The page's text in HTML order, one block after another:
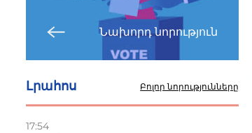
Նախորդ նորություն
Լրահոս Բոլոր նորությունները
17:54